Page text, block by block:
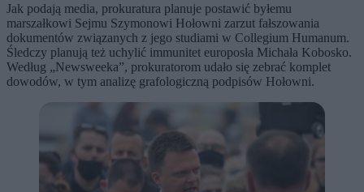
Jak podają media, prokuratura planuje postawić byłemu
marszałkowi Sejmu Szymonowi Hołowni zarzut fałszowania
dokumentów związanych z jego studiami w Collegium Humanum.
Śledczy planują też uchylić immunitet europosła Michała Kobosko.
Według „Newsweeka”, prokuratorom udało się zebrać komplet
dowodów, w tym analizę grafologiczną podpisów Hołowni.